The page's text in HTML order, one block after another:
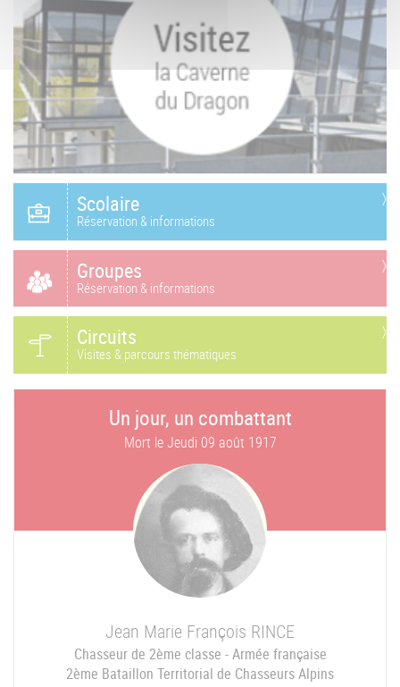
Scolaire
Réservation & informations
Groupes
Réservation & informations
Circuits
Visites & parcours thématiques
Un jour, un combattant
Mort leJeudi 09 août 1917
Jean Marie François RINCE
Chasseur de 2ème classe - Armée française
2ème Bataillon Territorial de Chasseurs Alpins